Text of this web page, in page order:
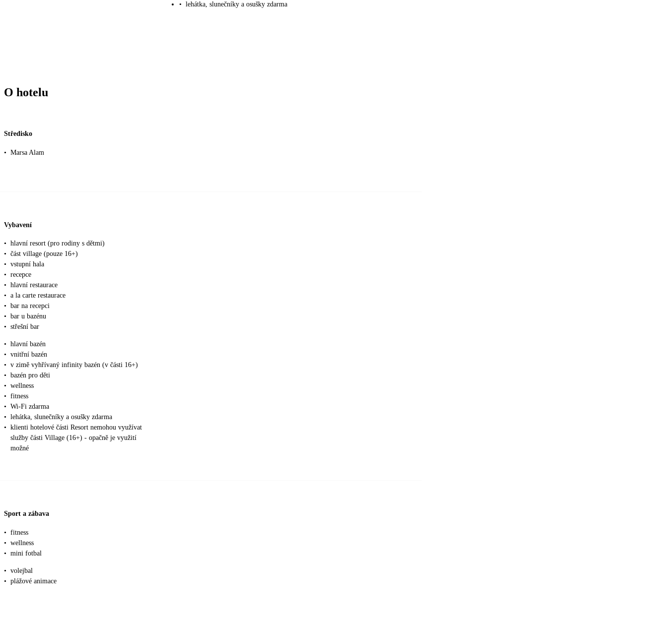
• lehátka, slunečníky a osušky zdarma
O hotelu
Středisko
• Marsa Alam
Vybavení
• hlavní resort (pro rodiny s dětmi)
• část village (pouze 16+)
• vstupní hala
• recepce
• hlavní restaurace
• a la carte restaurace
• bar na recepci
• bar u bazénu
• střešní bar
• hlavní bazén
• vnitřní bazén
• v zimě vyhřívaný infinity bazén (v části 16+)
• bazén pro děti
• wellness
• fitness
• Wi-Fi zdarma
• lehátka, slunečníky a osušky zdarma
• klienti hotelové části Resort nemohou využívat
služby části Village (16+) - opačně je využití
možné
Sport a zábava
• fitness
• wellness
• mini fotbal
• volejbal
• plážové animace